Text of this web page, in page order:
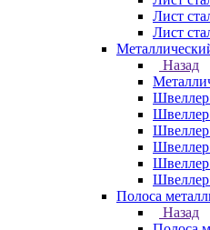
Лист
Лист
Назад
Швеллер
Швеллер
Швеллер
Швеллер
Швеллер
Полоса
Назад